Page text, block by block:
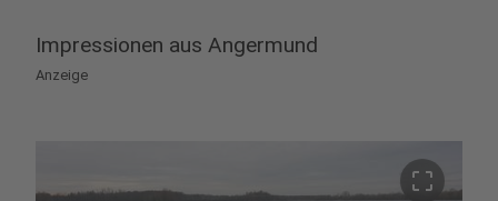
Impressionen aus Angermund
Anzeige
crop_free